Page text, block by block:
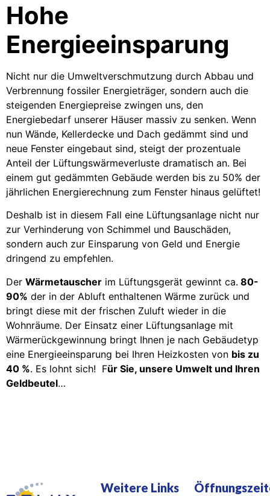
Hohe
Energieeinsparung
Nicht nur die Umweltverschmutzung durch Abbau und
Verbrennung fossiler Energieträger, sondern auch die
steigenden Energiepreise zwingen uns, den
Energiebedarf unserer Häuser massiv zu senken. Wenn
nun Wände, Kellerdecke und Dach gedämmt sind und
neue Fenster eingebaut sind, steigt der prozentuale
Anteil der Lüftungswärmeverluste dramatisch an. Bei
einem gut gedämmten Gebäude werden bis zu 50% der
jährlichen Energierechnung zum Fenster hinaus gelüftet!
Deshalb ist in diesem Fall eine Lüftungsanlage nicht nur
zur Verhinderung von Schimmel und Bauschäden,
sondern auch zur Einsparung von Geld und Energie
dringend zu empfehlen.
Der Wärmetauscher im Lüftungsgerät gewinnt ca. 80-
90% der in der Abluft enthaltenen Wärme zurück und
bringt diese mit der frischen Zuluft wieder in die
Wohnräume. Der Einsatz einer Lüftungsanlage mit
Wärmerückgewinnung bringt Ihnen je nach Gebäudetyp
eine Energieeinsparung bei Ihren Heizkosten von bis zu
40 %. Es lohnt sich! Für Sie, unsere Umwelt und Ihren
Geldbeutel…
Weitere Links